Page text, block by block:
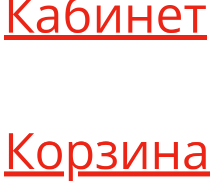
Корзина